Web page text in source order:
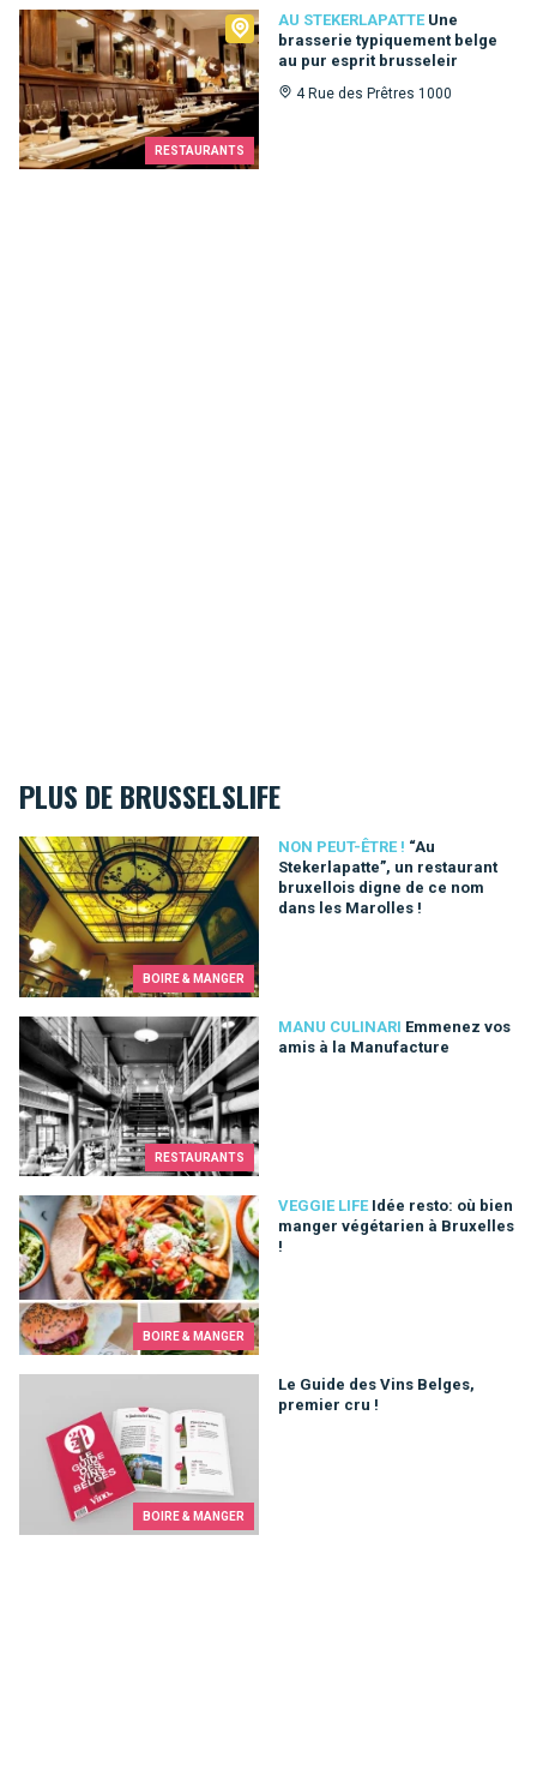
RESTAURANTS
AU STEKERLAPATTE Une
brasserie typiquement belge
au pur esprit brusseleir
4 Rue des Prêtres 1000
Au Stekerlapatte
PLUS DE BRUSSELSLIFE
BOIRE & MANGER
NON PEUT-ÊTRE ! “Au
Stekerlapatte”, un restaurant
bruxellois digne de ce nom
dans les Marolles !
“Au Stekerlapatte”, un restaurant bruxellois digne de ce nom
RESTAURANTS
MANU CULINARI Emmenez vos
amis à la Manufacture
Emmenez vos amis à la Manufacture
BOIRE & MANGER
VEGGIE LIFE Idée resto: où bien
manger végétarien à Bruxelles
!
Idée resto: où bien manger végétarien à Bruxelles !
BOIRE & MANGER
Le Guide des Vins Belges,
premier cru !
Le Guide des Vins Belges, premier cru !